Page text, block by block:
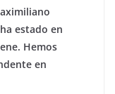
estado en
Hemos
en